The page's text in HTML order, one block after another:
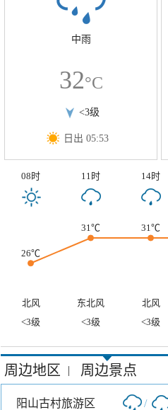
中雨
32°C
<3级
日出 05:53
08时 11时 14时
26℃
31℃ 31℃
北风 东北风 北风
<3级
<3级 <3级
周边地区 | 周边景点
阳山古村旅游区 /